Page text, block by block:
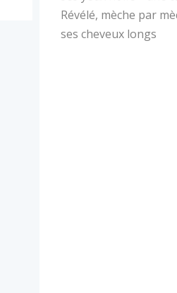
Révélé, mèche par
ses cheveux longs